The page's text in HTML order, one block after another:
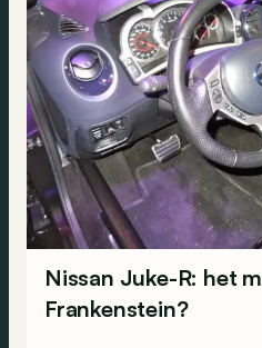
Nissan Juke-R: het
Frankenstein?